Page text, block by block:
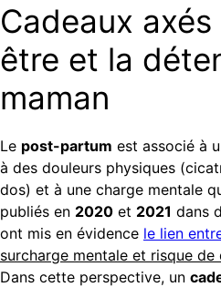
Cadeaux
être et la
maman
Le post-partum est associé à
à des douleurs physiques
dos) et à une charge mentale
publiés en 2020 et 2021 dans
ont mis en évidence le lien
surcharge mentale et risque
Dans cette perspective, un